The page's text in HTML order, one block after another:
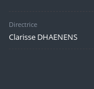
Directrice
Clarisse DHAENENS